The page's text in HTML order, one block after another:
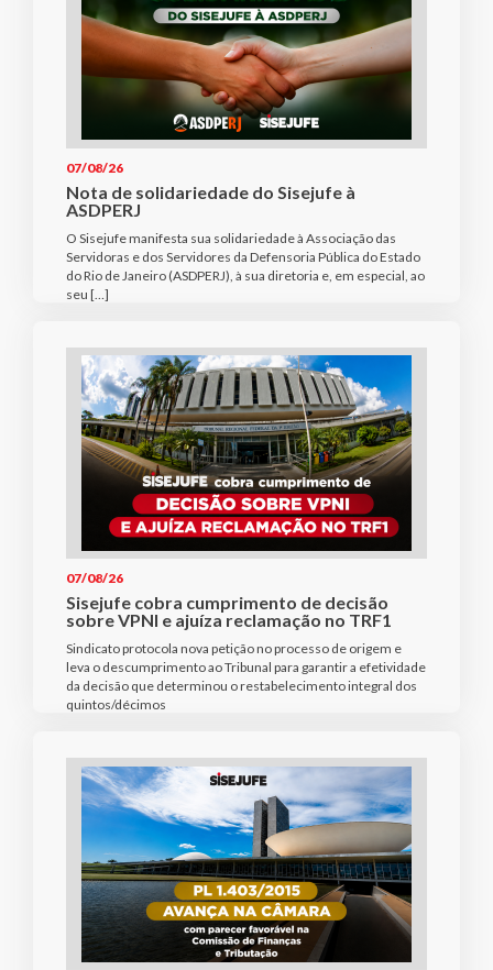
07/08/26
Nota de solidariedade do Sisejufe à
ASDPERJ
O Sisejufe manifesta sua solidariedade à Associação das
Servidoras e dos Servidores da Defensoria Pública do Estado
do Rio de Janeiro (ASDPERJ), à sua diretoria e, em especial, ao
seu […]
07/08/26
Sisejufe cobra cumprimento de decisão
sobre VPNI e ajuíza reclamação no TRF1
Sindicato protocola nova petição no processo de origem e
leva o descumprimento ao Tribunal para garantir a efetividade
da decisão que determinou o restabelecimento integral dos
quintos/décimos